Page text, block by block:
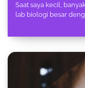
Saat saya kecil,
lab biologi besar